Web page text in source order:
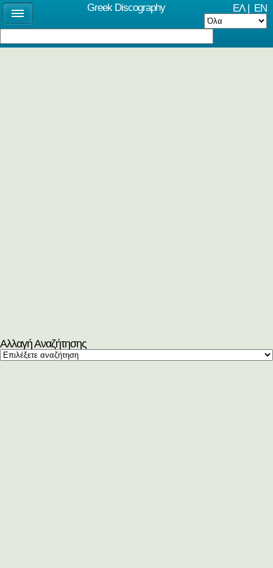
ΕΛ| EN
Αλλαγή Αναζήτησης
Greek Discography